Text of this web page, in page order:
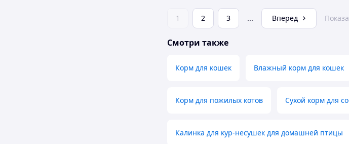
1 2 3 ... Вперед
Смотри также
Корм для кошек Влажный корм для кошек
Корм для пожилых котов Сухой корм для
Калинка для кур-несушек для домашней птицы